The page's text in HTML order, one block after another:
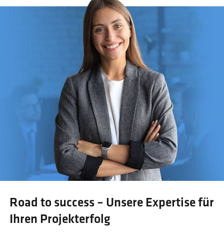
Road to success – Unsere Expertise für
Ihren Projekterfolg